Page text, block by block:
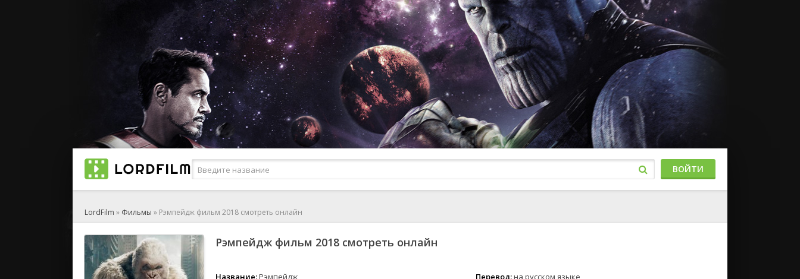
ВОЙТИ
LordFilm » Фильмы » Рэмпейдж фильм 2018 смотреть онлайн
Рэмпейдж фильм 2018 смотреть онлайн
Название:Рэмпейдж
Перевод:на русском языке